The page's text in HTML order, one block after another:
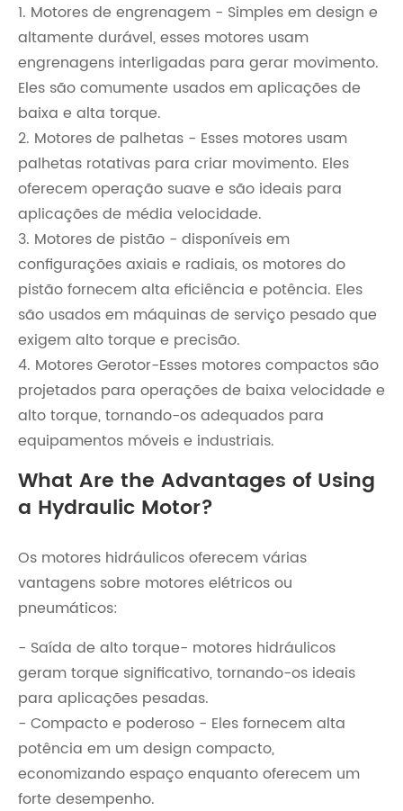
1. Motores de engrenagem - Simples em design e
altamente durável, esses motores usam
engrenagens interligadas para gerar movimento.
Eles são comumente usados ​​em aplicações de
baixa e alta torque.
2. Motores de palhetas - Esses motores usam
palhetas rotativas para criar movimento. Eles
oferecem operação suave e são ideais para
aplicações de média velocidade.
3. Motores de pistão - disponíveis em
configurações axiais e radiais, os motores do
pistão fornecem alta eficiência e potência. Eles
são usados ​​em máquinas de serviço pesado que
exigem alto torque e precisão.
4. Motores Gerotor-Esses motores compactos são
projetados para operações de baixa velocidade e
alto torque, tornando-os adequados para
equipamentos móveis e industriais.
What Are the Advantages of Using
a Hydraulic Motor?
Os motores hidráulicos oferecem várias
vantagens sobre motores elétricos ou
pneumáticos:
- Saída de alto torque- motores hidráulicos
geram torque significativo, tornando-os ideais
para aplicações pesadas.
- Compacto e poderoso - Eles fornecem alta
potência em um design compacto,
economizando espaço enquanto oferecem um
forte desempenho.